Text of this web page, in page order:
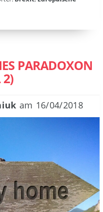
PARADOXON
2)
am 16/04/2018